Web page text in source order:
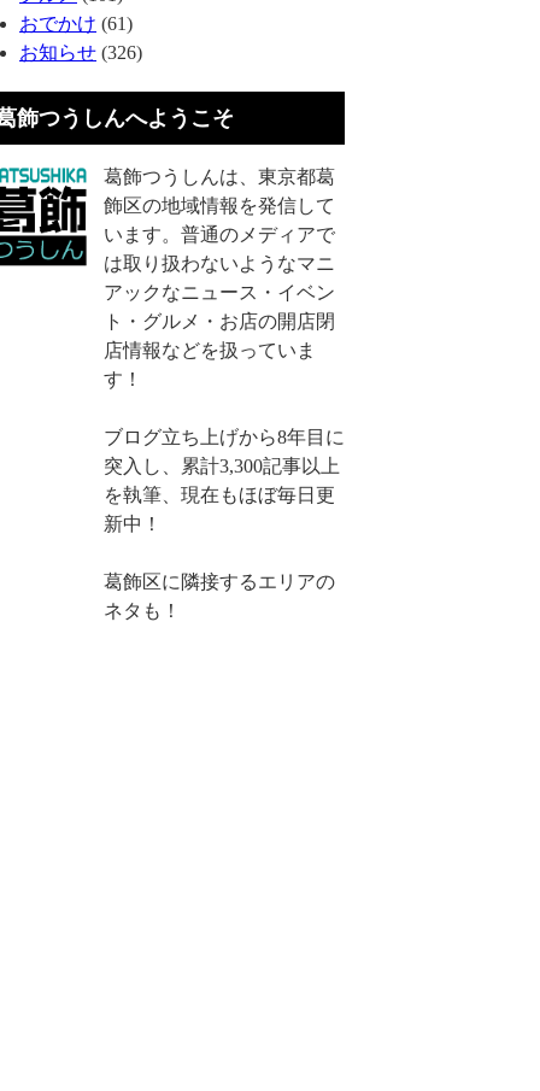
おでかけ (61)
お知らせ (326)
飾つうしんへようこそ
葛飾つうしんは、東京都葛
飾区の地域情報を発信して
います。普通のメディアで
は取り扱わないようなマニ
アックなニュース・イベン
ト・グルメ・お店の開店閉
店情報などを扱っていま
す！
ブログ立ち上げから8年目に
突入し、累計3,300記事以上
を執筆、現在もほぼ毎日更
新中！
葛飾区に隣接するエリアの
ネタも！